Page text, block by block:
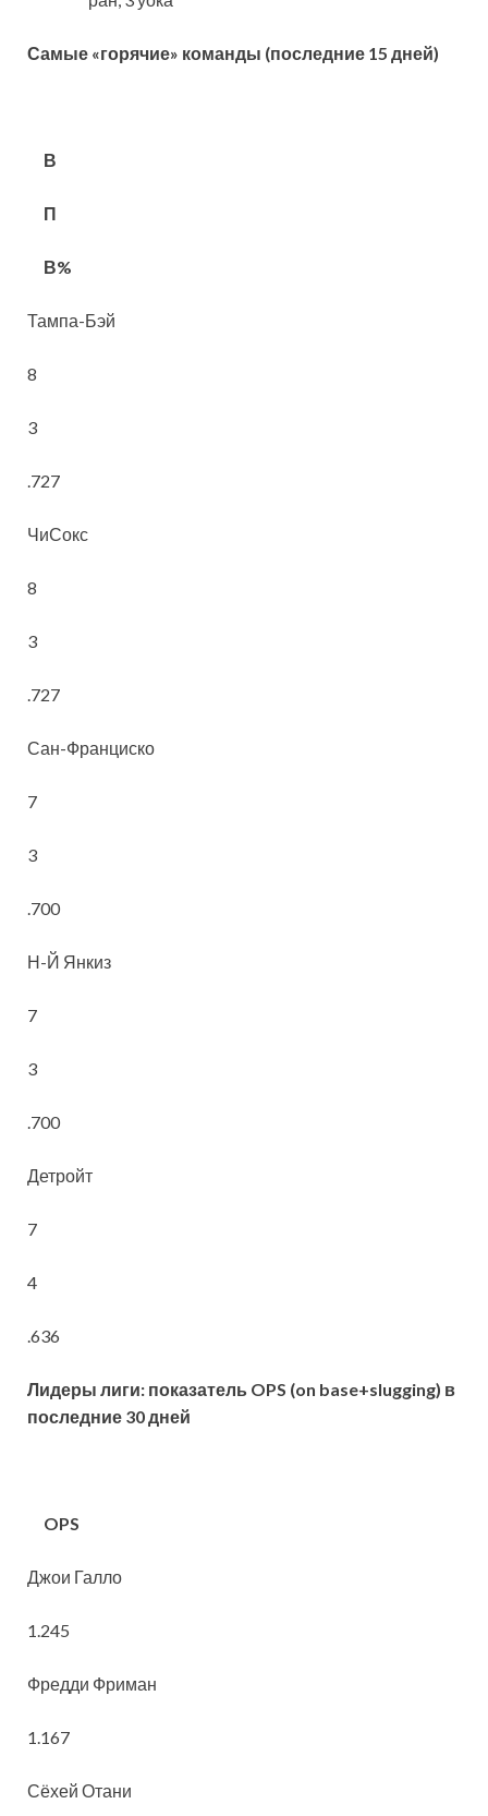
Самые «горячие» команды (последние 15 дней)
В
П
В%
Тампа-Бэй
8
3
.727
ЧиСокс
8
3
.727
Сан-Франциско
7
3
.700
Н-Й Янкиз
7
3
.700
Детройт
7
4
.636
Лидеры лиги: показатель OPS (on base+slugging) в
последние 30 дней
OPS
Джои Галло
1.245
Фредди Фриман
1.167
Сёхей Отани